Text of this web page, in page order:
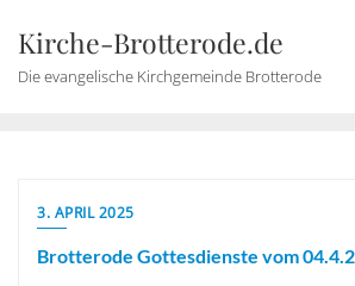
content
Kirche-Brotterode.de
Die evangelische Kirchgemeinde Brotterode
3. APRIL 2025
Brotterode Gottesdienste vom